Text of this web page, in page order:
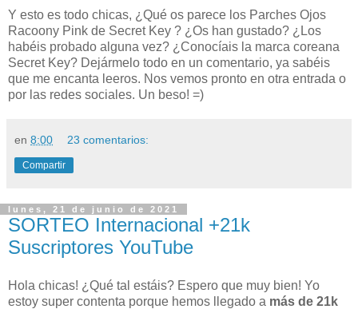
Y esto es todo chicas, ¿Qué os parece los Parches Ojos
Racoony Pink de Secret Key ? ¿Os han gustado? ¿Los
habéis probado alguna vez? ¿Conocíais la marca coreana
Secret Key? Dejármelo todo en un comentario, ya sabéis
que me encanta leeros. Nos vemos pronto en otra entrada o
por las redes sociales. Un beso! =)
en 8:00 23 comentarios:
Compartir
lunes, 21 de junio de 2021
SORTEO Internacional +21k
Suscriptores YouTube
Hola chicas! ¿Qué tal estáis? Espero que muy bien! Yo
estoy super contenta porque hemos llegado a más de 21k